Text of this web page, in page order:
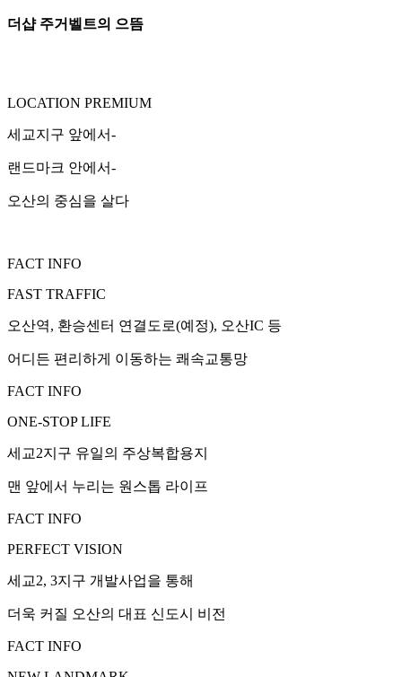
더샵 주거벨트의 으뜸
LOCATION PREMIUM
세교지구 앞에서-
랜드마크 안에서-
오산의 중심을 살다
FACT INFO
FAST TRAFFIC
오산역, 환승센터 연결도로(예정), 오산IC 등
어디든 편리하게 이동하는 쾌속교통망
FACT INFO
ONE-STOP LIFE
세교2지구 유일의 주상복합용지
맨 앞에서 누리는 원스톱 라이프
FACT INFO
PERFECT VISION
세교2, 3지구 개발사업을 통해
더욱 커질 오산의 대표 신도시 비전
FACT INFO